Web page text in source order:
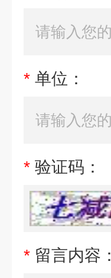
* 单位：
* 验证码：
* 留言内容：